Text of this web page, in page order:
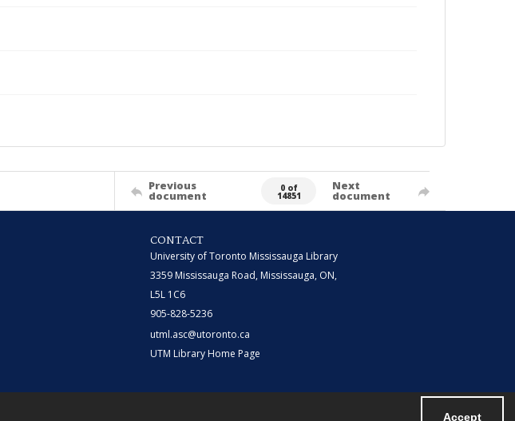
Accept
Previous
document
0 of
14851
Next
document
CONTACT
University of Toronto Mississauga Library
3359 Mississauga Road, Mississauga, ON,
L5L 1C6
905-828-5236
utml.asc@utoronto.ca
UTM Library Home Page